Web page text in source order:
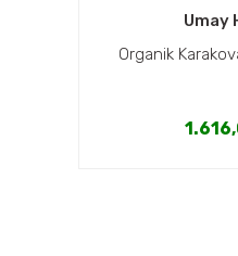
Umay
Organik